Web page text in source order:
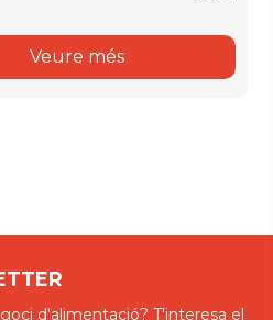
Veure més
d'alimentació? T'interesa el